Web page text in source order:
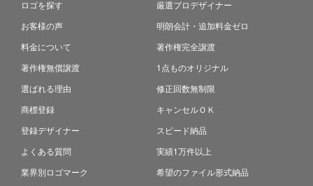
ロゴを探す
お客様の声
料金について
著作権無償譲渡
選ばれる理由
商標登録
登録デザイナー
よくある質問
業界別ロゴマーク
厳選プロデザイナー
明朗会計・追加料金ゼロ
著作権完全譲渡
1点ものオリジナル
修正回数無制限
キャンセルＯＫ
スピード納品
実績1万件以上
希望のファイル形式納品